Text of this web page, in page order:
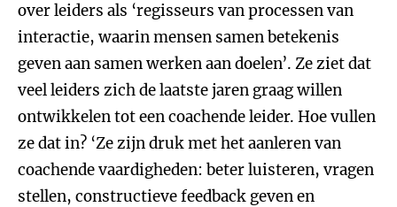
over leiders als ‘regisseurs van processen van
interactie, waarin mensen samen betekenis
geven aan samen werken aan doelen’. Ze ziet dat
veel leiders zich de laatste jaren graag willen
ontwikkelen tot een coachende leider. Hoe vullen
ze dat in? ‘Ze zijn druk met het aanleren van
coachende vaardigheden: beter luisteren, vragen
stellen, constructieve feedback geven en